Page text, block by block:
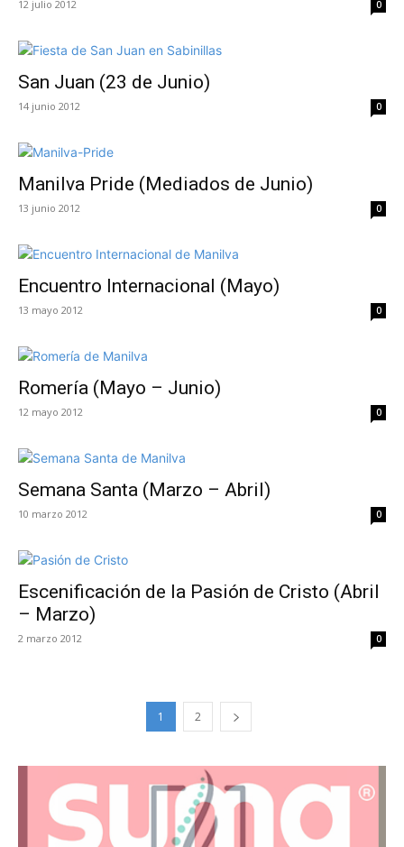
12 julio 2012 0
San Juan (23 de Junio)
14 junio 2012 0
Manilva Pride (Mediados de Junio)
13 junio 2012 0
Encuentro Internacional (Mayo)
13 mayo 2012 0
Romería (Mayo – Junio)
12 mayo 2012 0
Semana Santa (Marzo – Abril)
10 marzo 2012 0
Escenificación de la Pasión de Cristo (Abril
– Marzo)
2 marzo 2012 0
1 2